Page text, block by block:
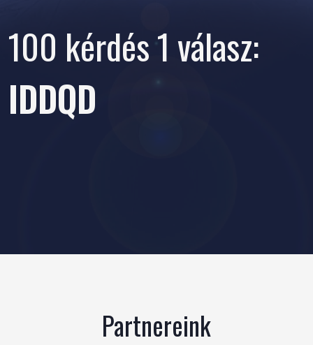
100 kérdés 1 válasz:
IDDQD
Partnereink